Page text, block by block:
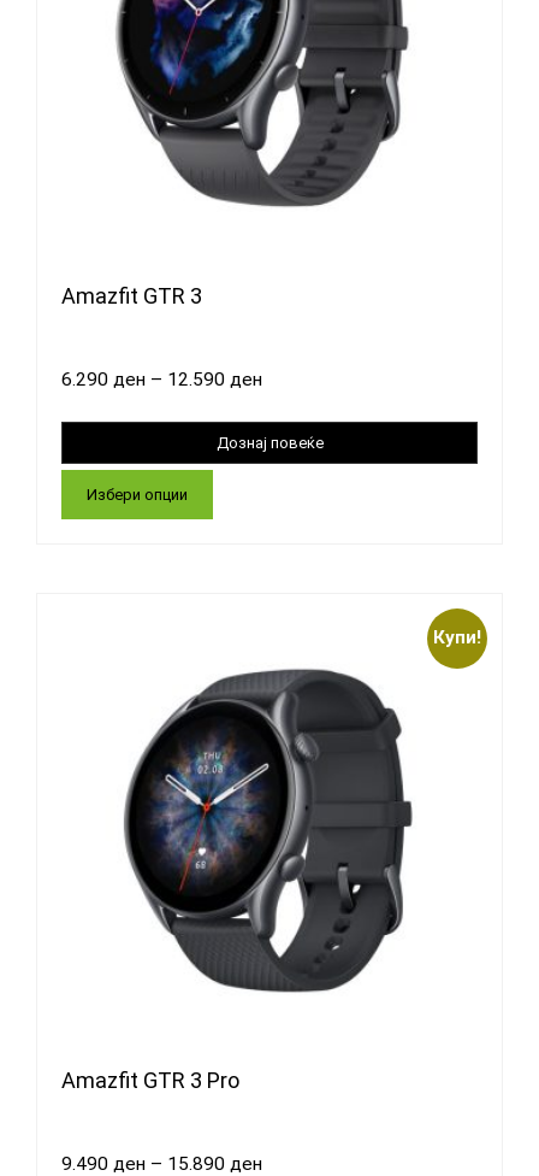
Amazfit GTR 3
6.290 ден – 12.590 ден
Избери опции
Купи!
Amazfit GTR 3 Pro
9.490 ден – 15.890 ден